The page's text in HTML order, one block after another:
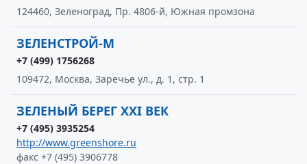
124460, Зеленоград, Пр. 4806-й, Южная промзона
ЗЕЛЕНСТРОЙ-М
+7 (499) 1756268
109472, Москва, Заречье ул., д. 1, стр. 1
ЗЕЛЕНЫЙ БЕРЕГ XXI ВЕК
+7 (495) 3935254
http://www.greenshore.ru
факс +7 (495) 3906778